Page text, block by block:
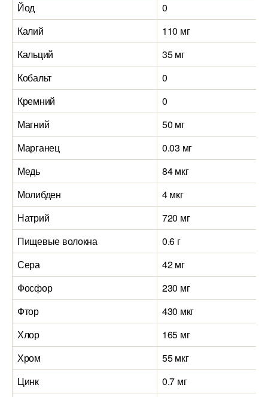
Йод
0
Калий
110 мг
Кальций
35 мг
Кобальт
0
Кремний
0
Магний
50 мг
Марганец
0.03 мг
Медь
84 мкг
Молибден
4 мкг
Натрий
720 мг
Пищевые волокна
0.6 г
Сера
42 мг
Фосфор
230 мг
Фтор
430 мкг
Хлор
165 мг
Хром
55 мкг
Цинк
0.7 мг